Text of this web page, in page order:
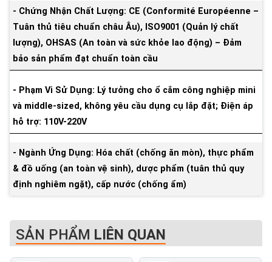
- Chứng Nhận Chất Lượng: CE (Conformité Européenne –
Tuân thủ tiêu chuẩn châu Âu), ISO9001 (Quản lý chất
lượng), OHSAS (An toàn và sức khỏe lao động) – Đảm
bảo sản phẩm đạt chuẩn toàn cầu
- Phạm Vi Sử Dụng: Lý tưởng cho ổ cắm công nghiệp mini
và middle-sized, không yêu cầu dụng cụ lắp đặt; Điện áp
hỗ trợ: 110V-220V
- Ngành Ứng Dụng: Hóa chất (chống ăn mòn), thực phẩm
& đồ uống (an toàn vệ sinh), dược phẩm (tuân thủ quy
định nghiêm ngặt), cấp nước (chống ẩm)
SẢN PHẨM LIÊN QUAN